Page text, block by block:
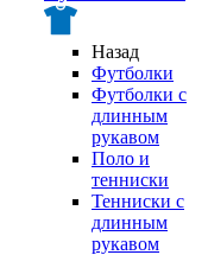
Назад
Футболки
Футболки с
длинным
рукавом
Поло и
тенниски
Тенниски с
длинным
рукавом